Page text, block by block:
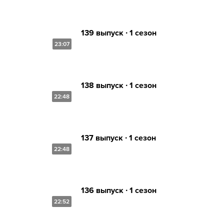
23:07
139 выпуск ∙ 1 сезон
22:48
138 выпуск ∙ 1 сезон
22:48
137 выпуск ∙ 1 сезон
22:52
136 выпуск ∙ 1 сезон